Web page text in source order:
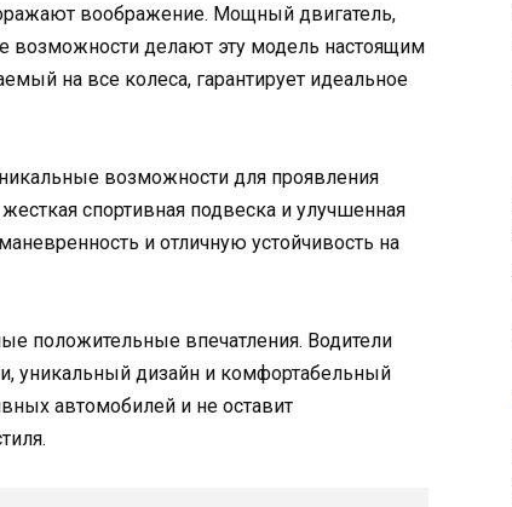
воображение. Мощный двигатель,
возможности делают эту модель настоящим
на все колеса, гарантирует идеальное
возможности для проявления
спортивная подвеска и улучшенная
и отличную устойчивость на
положительные впечатления. Водители
уникальный дизайн и комфортабельный
автомобилей и не оставит